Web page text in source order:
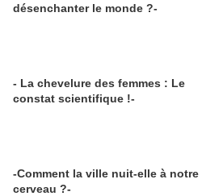
désenchanter le monde ?-
- La chevelure des femmes : Le
constat scientifique !-
-Comment la ville nuit-elle à notre
cerveau ?-